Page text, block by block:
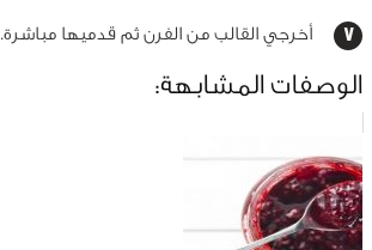
أخرجي القالب من الفرن ثم قدميها مباشرة.
الوصفات المشابهة: